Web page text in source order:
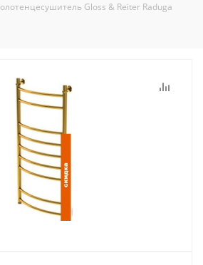
Gloss & Reiter Raduga